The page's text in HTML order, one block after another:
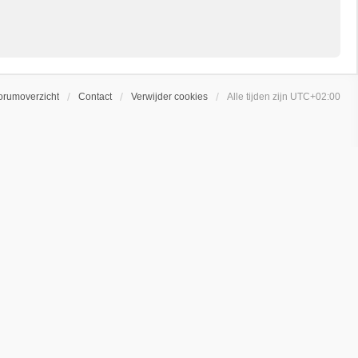
Contact Verwijder cookies Alle tijden zijn UTC+02:00